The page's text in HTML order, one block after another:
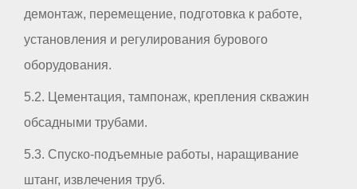
демонтаж, перемещение, подготовка к работе,
установления и регулирования бурового
оборудования.
5.2. Цементация, тампонаж, крепления скважин
обсадными трубами.
5.3. Спуско-подъемные работы, наращивание
штанг, извлечения труб.